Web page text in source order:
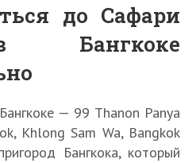
до Сафари
— 99 Thanon Panya
Khlong Sam Wa, Bangkok
Бангкока, который